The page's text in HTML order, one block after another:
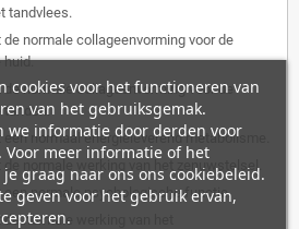
tandvlees.
normale collageenvorming voor de
huid.
normale collageenvorming voor de
tanden.
normaal energieleverend metabolisme.
de normale werking van het zenuwstelsel.
een normale psychologische functie.
normale werking van het
cookies voor het functioneren van
van het gebruiksgemak.
we informatie door derden voor
meer informatie of het
graag naar ons ons cookiebeleid.
geven voor het gebruik ervan,